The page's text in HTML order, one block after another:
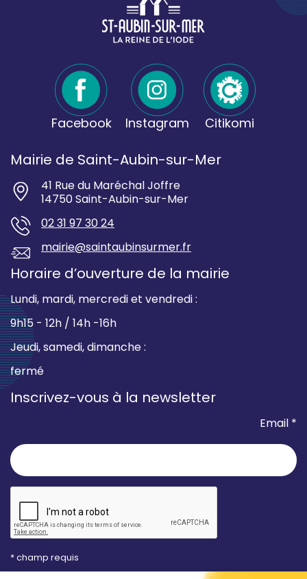
Facebook Instagram Citikomi
Mairie de Saint-Aubin-sur-Mer
41 Rue du Maréchal Joffre
14750 Saint-Aubin-sur-Mer
02 31 97 30 24
mairie@saintaubinsurmer.fr
Horaire d’ouverture de la mairie
Lundi, mardi, mercredi et vendredi :
9h15 - 12h / 14h -16h
Jeudi, samedi, dimanche :
fermé
Inscrivez-vous à la newsletter
Email *
* champ requis